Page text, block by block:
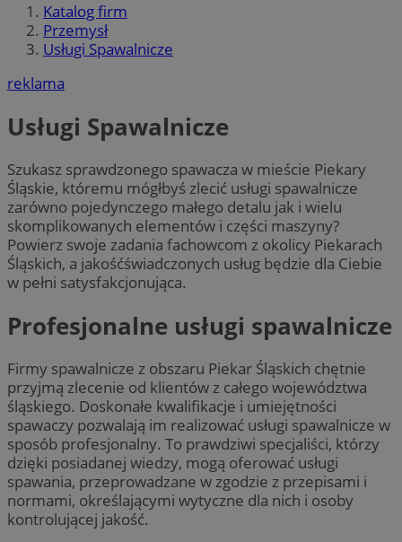
Katalog firm
Przemysł
Usługi Spawalnicze
reklama
Usługi Spawalnicze
Szukasz sprawdzonego spawacza w mieście Piekary
Śląskie, któremu mógłbyś zlecić usługi spawalnicze
zarówno pojedynczego małego detalu jak i wielu
skomplikowanych elementów i części maszyny?
Powierz swoje zadania fachowcom z okolicy Piekarach
Śląskich, a jakośćświadczonych usług będzie dla Ciebie
w pełni satysfakcjonująca.
Profesjonalne usługi spawalnicze
Firmy spawalnicze z obszaru Piekar Śląskich chętnie
przyjmą zlecenie od klientów z całego województwa
śląskiego. Doskonałe kwalifikacje i umiejętności
spawaczy pozwalają im realizować usługi spawalnicze w
sposób profesjonalny. To prawdziwi specjaliści, którzy
dzięki posiadanej wiedzy, mogą oferować usługi
spawania, przeprowadzane w zgodzie z przepisami i
normami, określającymi wytyczne dla nich i osoby
kontrolującej jakość.